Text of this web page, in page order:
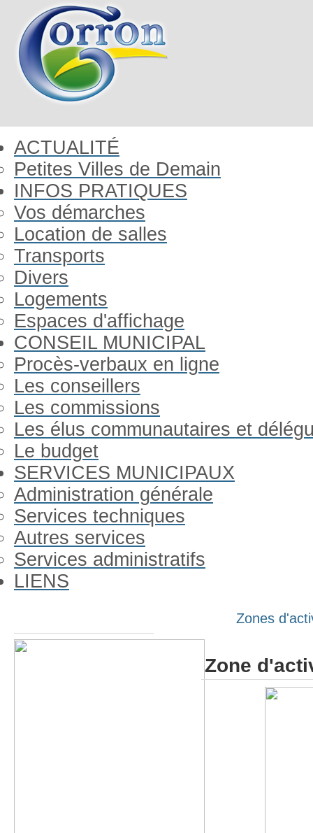
ACTUALITÉ
Petites Villes de Demain
INFOS PRATIQUES
Vos démarches
Location de salles
Transports
Divers
Logements
Espaces d'affichage
CONSEIL MUNICIPAL
Procès-verbaux en ligne
Les conseillers
Les commissions
Les élus communautaires et
Le budget
SERVICES MUNICIPAUX
Administration générale
Services techniques
Autres services
Services administratifs
LIENS
Zones
Zone